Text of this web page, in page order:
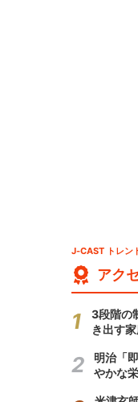
J-CAST トレン
アク
3段階の
き出す
明治「
やかな